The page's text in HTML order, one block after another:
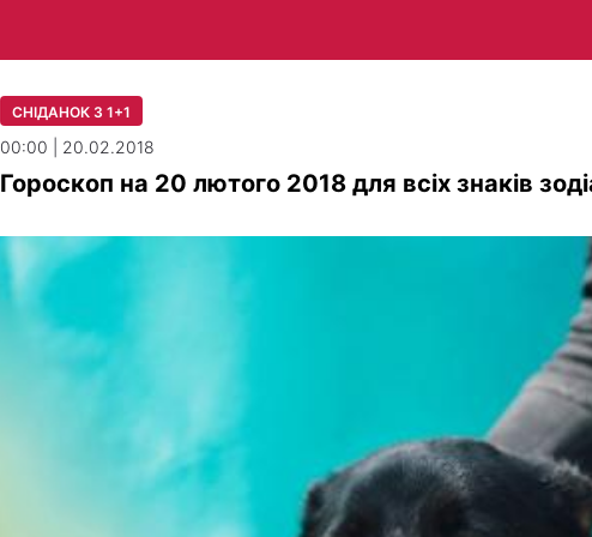
СНІДАНОК З 1+1
00:00 | 20.02.2018
Гороскоп на 20 лютого 2018 для всіх знаків